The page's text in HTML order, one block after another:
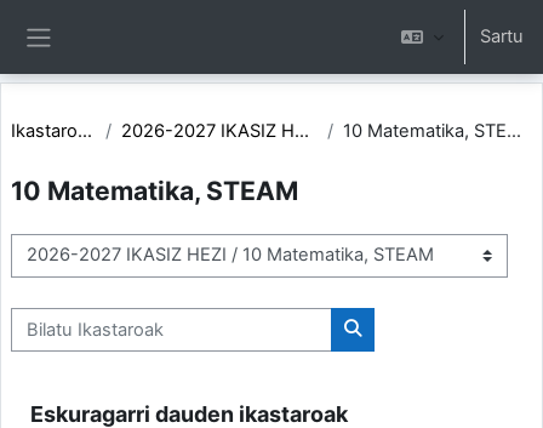
Sartu
Ikastaroak 2026-2027 IKASIZ HEZI 10 Matematika, STEAM
10 Matematika, STEAM
Ikastaro-kategoriak
Bilatu Ikastaroak
Bilatu Ikastaroak
Eskuragarri dauden ikastaroak